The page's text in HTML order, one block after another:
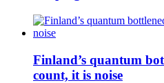
Finland’s quantum
count, it is noise